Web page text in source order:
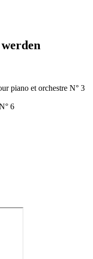
piano et orchestre N° 3
6